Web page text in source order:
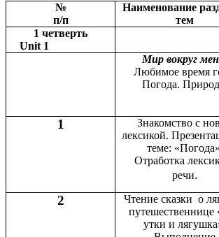
№
п/п
Наименование
тем
1 четверть
Unit 1
Мир вокруг
Любимое время
Погода.
1
Знакомство с
лексикой.
теме:
Отработка
речи.
2
Чтение сказки о
путешественнице
утки и